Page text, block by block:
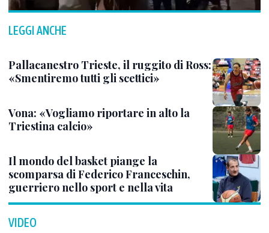
LEGGI ANCHE
Pallacanestro Trieste, il ruggito di Ross:
«Smentiremo tutti gli scettici»
Vona: «Vogliamo riportare in alto la
Triestina calcio»
Il mondo del basket piange la
scomparsa di Federico Franceschin,
guerriero nello sport e nella vita
VIDEO